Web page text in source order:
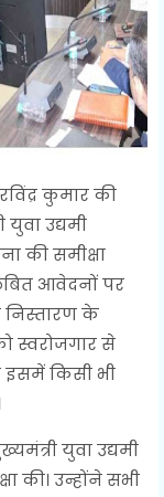
कुमार की
उद्यमी
की समीक्षा
आवेदनों पर
निस्तारण के
स्वरोजगार से
इसमें किसी भी
युवा उद्यमी
की। उन्होंने सभी